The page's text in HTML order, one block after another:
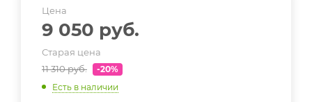
Цена
9 050 руб.
Старая цена
11 310руб.
-20%
Есть в наличии